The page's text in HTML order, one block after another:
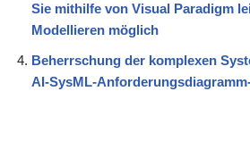
Sie mithilfe von Visual Paradigm
Modellieren möglich
Beherrschung der komplexen
AI-SysML-